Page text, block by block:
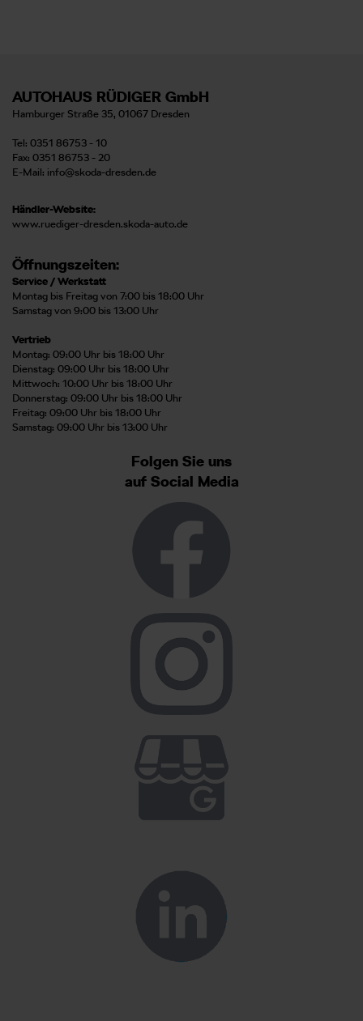
AUTOHAUS RÜDIGER GmbH
Hamburger Straße 35, 01067 Dresden
Tel: 0351 86753 - 10
Fax: 0351 86753 - 20
E-Mail: info@skoda-dresden.de
Händler-Website:
www.ruediger-dresden.skoda-auto.de
Öffnungszeiten:
Service / Werkstatt
Montag bis Freitag von 7:00 bis 18:00 Uhr
Samstag von 9:00 bis 13:00 Uhr
Vertrieb
Montag: 09:00 Uhr bis 18:00 Uhr
Dienstag: 09:00 Uhr bis 18:00 Uhr
Mittwoch: 10:00 Uhr bis 18:00 Uhr
Donnerstag: 09:00 Uhr bis 18:00 Uhr
Freitag: 09:00 Uhr bis 18:00 Uhr
Samstag: 09:00 Uhr bis 13:00 Uhr
Folgen Sie uns
auf Social Media